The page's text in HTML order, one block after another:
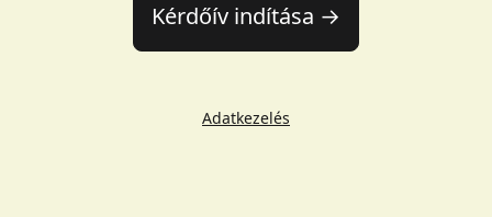
Kérdőív indítása →
Adatkezelés